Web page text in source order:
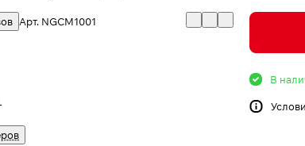
Арт. NGCM1001
В